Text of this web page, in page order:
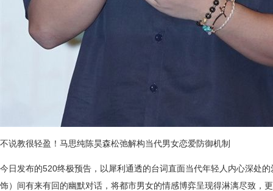
不说教很轻盈！马思纯陈昊森松弛解构当代男女恋爱防御机制
今日发布的520终极预告，以犀利通透的台词直面当代年轻人内心深处
饰）间有来有回的幽默对话，将都市男女的情感博弈呈现得淋漓尽致，